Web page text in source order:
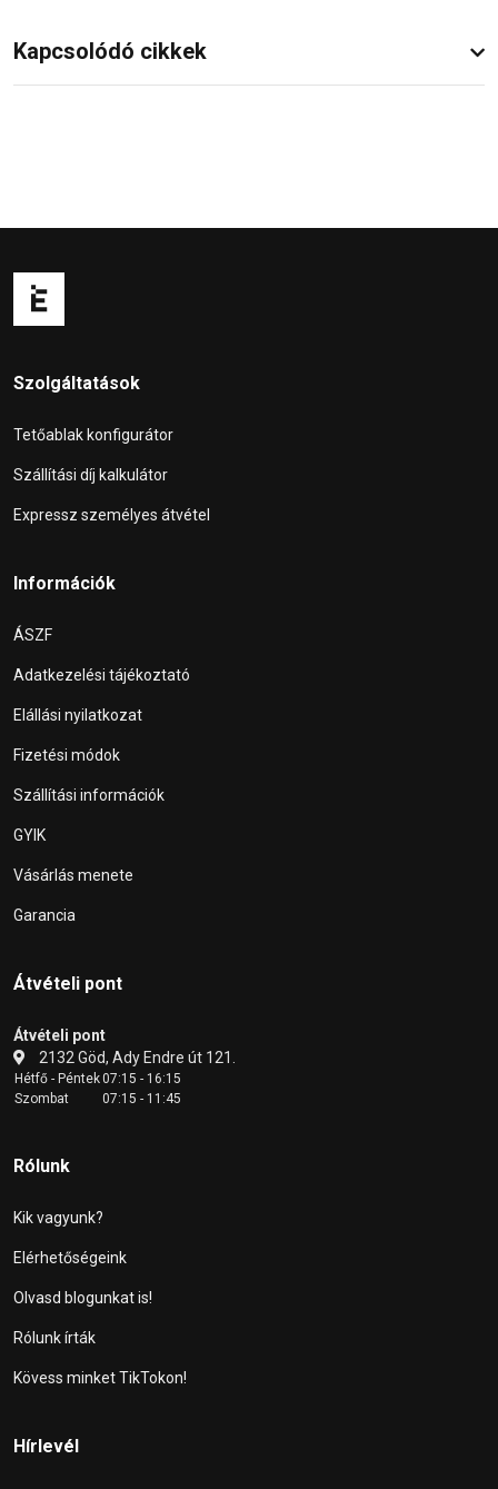
Kapcsolódó cikkek
Szolgáltatások
Tetőablak konfigurátor
Szállítási díj kalkulátor
Expressz személyes átvétel
Információk
ÁSZF
Adatkezelési tájékoztató
Elállási nyilatkozat
Fizetési módok
Szállítási információk
GYIK
Vásárlás menete
Garancia
Átvételi pont
Átvételi pont
2132 Göd, Ady Endre út 121.
Hétfő - Péntek07:15 - 16:15
Szombat
07:15 - 11:45
Rólunk
Kik vagyunk?
Elérhetőségeink
Olvasd blogunkat is!
Rólunk írták
Kövess minket TikTokon!
Hírlevél